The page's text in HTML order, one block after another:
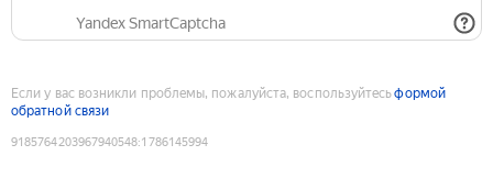
Yandex SmartCaptcha
Если у вас возникли проблемы, пожалуйста, воспользуйтесьформой
обратной связи
9185764203967940548:1786145994